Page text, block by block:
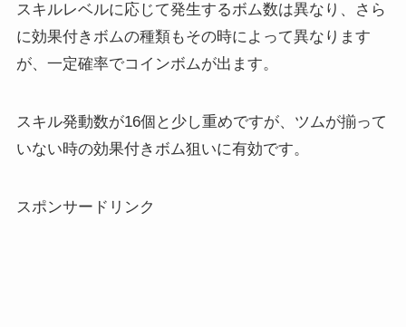
スキルレベルに応じて発生するボム数は異なり、さら
に効果付きボムの種類もその時によって異なります
が、一定確率でコインボムが出ます。
スキル発動数が16個と少し重めですが、ツムが揃って
いない時の効果付きボム狙いに有効です。
スポンサードリンク